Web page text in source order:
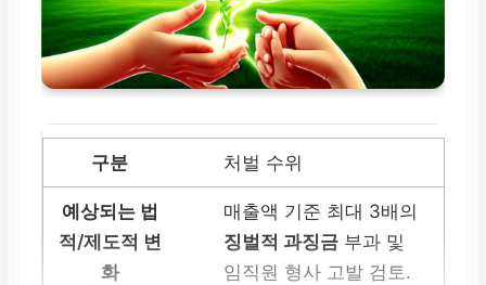
처벌 수위
매출액 기준 최대 3배의
징벌적 과징금 부과 및
임직원 형사 고발 검토.